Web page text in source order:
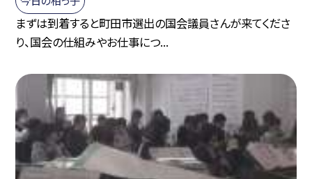
まずは到着すると町田市選出の国会議員さんが来てくださ
り、国会の仕組みやお仕事につ...